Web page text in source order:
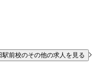
前校のその他の求人を見る